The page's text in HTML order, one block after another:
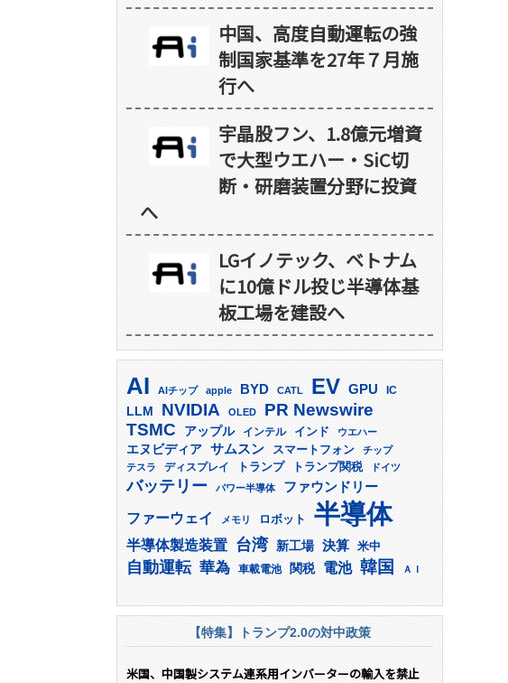
中国、高度自動運転の強
制国家基準を27年７月施
行へ
宇晶股フン、1.8億元増資
で大型ウエハー・SiC切
断・研磨装置分野に投資
へ
LGイノテック、ベトナム
に10億ドル投じ半導体基
板工場を建設へ
AI AIチップ apple BYD CATL EV GPU IC
LLM NVIDIA OLED PR Newswire
TSMC アップル インテル インド ウエハー
エヌビディア サムスン スマートフォン
チップ
テスラ
ディスプレイ トランプ トランプ関税 ドイツ
バッテリー パワー半導体 ファウンドリー
ファーウェイ メモリ ロボット 半導体
半導体製造装置 台湾 新工場 決算 米中
自動運転 華為 車載電池 関税 電池 韓国 ＡＩ
【特集】トランプ2.0の対中政策
米国、中国製システム連系用インバーターの輸入を禁止